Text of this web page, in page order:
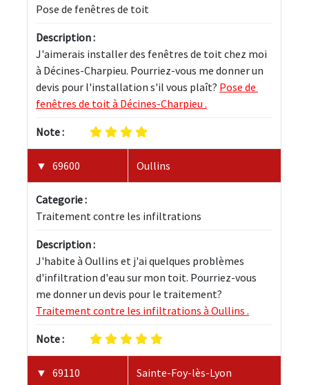
Pose de fenêtres de toit
Description :
J'aimerais installer des fenêtres de toit chez moi
à Décines-Charpieu. Pourriez-vous me donner un
devis pour l'installation s'il vous plaît? Pose de
fenêtres de toit à Décines-Charpieu .
Note :
69600 Oullins
Categorie :
Traitement contre les infiltrations
Description :
J'habite à Oullins et j'ai quelques problèmes
d'infiltration d'eau sur mon toit. Pourriez-vous
me donner un devis pour le traitement?
Traitement contre les infiltrations à Oullins .
Note :
69110 Sainte-Foy-lès-Lyon